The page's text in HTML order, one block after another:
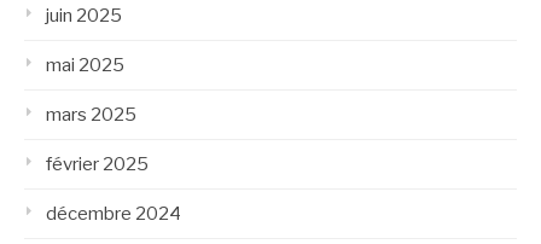
juin 2025
mai 2025
mars 2025
février 2025
décembre 2024